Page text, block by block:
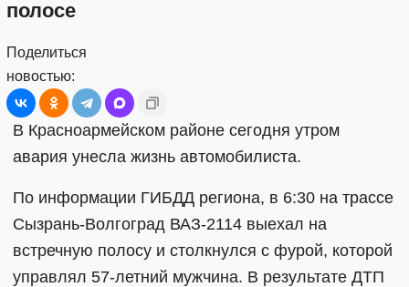
полосе
Поделиться
новостью:
В Красноармейском районе сегодня утром
авария унесла жизнь автомобилиста.
По информации ГИБДД региона, в 6:30 на трассе
Сызрань-Волгоград ВАЗ-2114 выехал на
встречную полосу и столкнулся с фурой, которой
управлял 57-летний мужчина. В результате ДТП